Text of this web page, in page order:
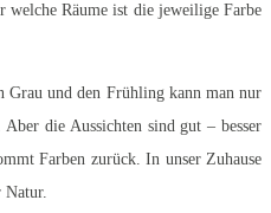
welche Räume ist die jeweilige Farbe
Grau und den Frühling kann man nur
die Aussichten sind gut – besser
Farben zurück. In unser Zuhause
Natur.